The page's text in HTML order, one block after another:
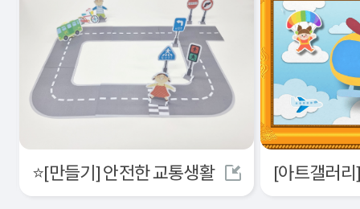
⭐[만들기] 안전한 교통생활